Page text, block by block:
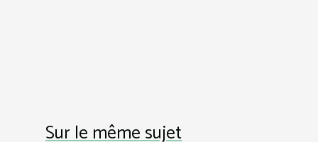
Sur le même sujet